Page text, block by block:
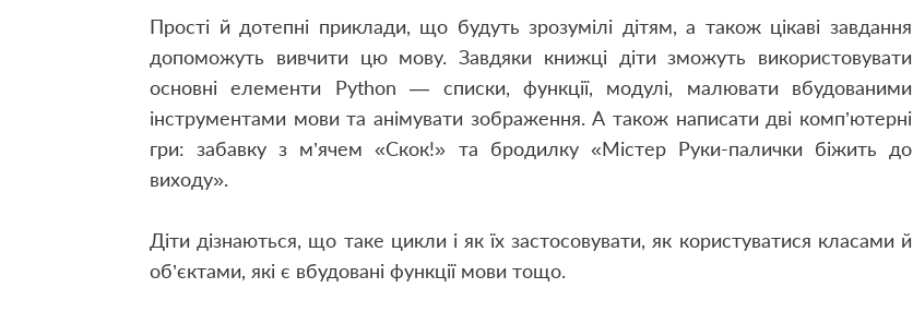
Прості й дотепні приклади, що будуть зрозумілі дітям, а також цікаві завдання
допоможуть вивчити цю мову. Завдяки книжці діти зможуть використовувати
основні елементи Python — списки, функції, модулі, малювати вбудованими
інструментами мови та анімувати зображення. А також написати дві комп’ютерні
гри: забавку з м’ячем «Скок!» та бродилку «Містер Руки-палички біжить до
виходу».
Діти дізнаються, що таке цикли і як їх застосовувати, як користуватися класами й
об’єктами, які є вбудовані функції мови тощо.